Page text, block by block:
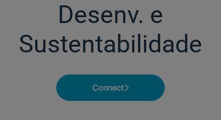
Desenv. e
Sustentabilidade
Connect